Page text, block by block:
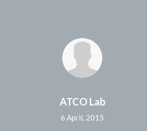
ATCO Lab
6 April, 2015